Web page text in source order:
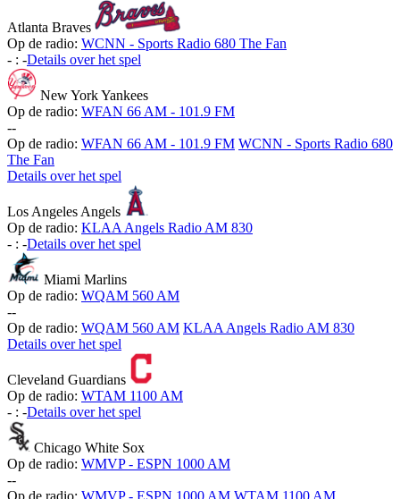
Atlanta Braves
Op de radio: WCNN - Sports Radio 680 The Fan
- : -Details over het spel
New York Yankees
Op de radio: WFAN 66 AM - 101.9 FM
--
Op de radio: WFAN 66 AM - 101.9 FM WCNN - Sports Radio 680
The Fan
Details over het spel
Los Angeles Angels
Op de radio: KLAA Angels Radio AM 830
- : -Details over het spel
Miami Marlins
Op de radio: WQAM 560 AM
--
Op de radio: WQAM 560 AM KLAA Angels Radio AM 830
Details over het spel
Cleveland Guardians
Op de radio: WTAM 1100 AM
- : -Details over het spel
Chicago White Sox
Op de radio: WMVP - ESPN 1000 AM
--